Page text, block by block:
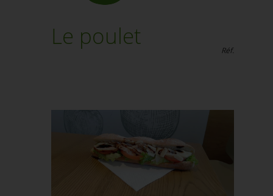
Le poulet
Réf.